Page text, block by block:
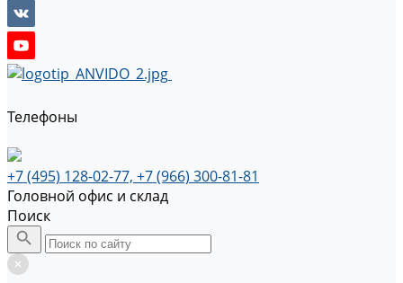
Телефоны
+7 (495) 128-02-77, +7 (966) 300-81-81
Головной офис и склад
Поиск